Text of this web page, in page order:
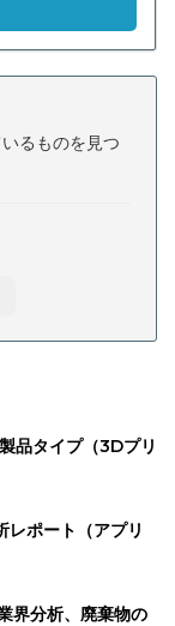
るものを見つ
品タイプ（3Dプリ
レポート（アプリ
界分析、廃棄物の